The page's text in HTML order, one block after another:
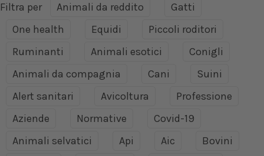
Filtra per Animali da reddito
Gatti
One health
Equidi
Piccoli roditori
Ruminanti
Animali esotici
Conigli
Animali da compagnia
Cani
Suini
Alert sanitari
Avicoltura
Professione
Aziende
Normative
Covid-19
Animali selvatici
Api Aic
Bovini